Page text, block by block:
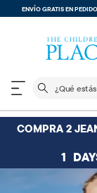
ENVÍO GRATIS EN
El
COMPRA 2
1